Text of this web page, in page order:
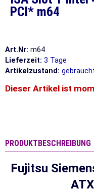
PCI* m64
Art.Nr: m64
Lieferzeit: 3 Tage
Artikelzustand:
Dieser Artikel ist
PRODUKTBESCHREIBUNG
Fujitsu